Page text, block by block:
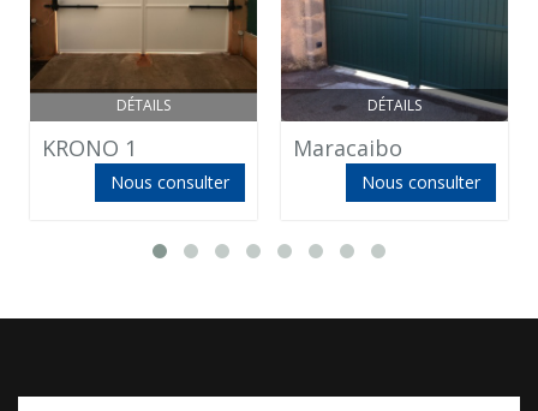
DÉTAILS
KRONO 1
Nous consulter
DÉTAILS
Maracaibo
Nous consulter